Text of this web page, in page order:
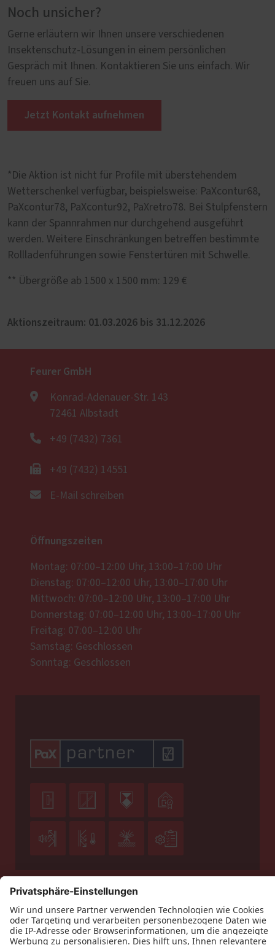
Noch unsicher?
Gerne erläutern wir Ihnen unsere verschiedenen
Insektenschutz-Lösungen in einem persönlichen
Gespräch mit Ihnen. Kontaktieren Sie uns einfach. Wir
freuen uns auf Sie.
Jetzt Kontakt aufnehmen
*Die Aktion ist nicht für Profile mit überstehendem
Wetterschenkel verfügbar, beispielsweise: PaXcontur68,
PaXcontur78, PaXcontur92, PaXretro78. Bei Stulpfenstern
kann der Spannrahmen nur durchgehend ausgeführt
werden. Weitere Einschränkungen betreffen bestimmte
Rollladenführungen sowie Fenstertüren mit Schwelle.
** Übergröße ab 1500 x 1500 mm: 129 €
Aktionszeitraum: 01.03.2026 bis 31.12.2026
Feurer GmbH
Konrad-Adenauer-Str. 143
72461 Albstadt
+49 (7432) 7361
+49 (7432) 14551
E-Mail schreiben
Öffnungszeiten
Montag: 07:00–12:00 Uhr, 13:00–17:00 Uhr
Dienstag: 07:00–12:00 Uhr, 13:00–17:00 Uhr
Mittwoch: 07:00–12:00 Uhr, 13:00–17:00 Uhr
Donnerstag: 07:00–12:00 Uhr, 13:00–17:00 Uhr
Freitag: 07:00–12:00 Uhr
Samstag: Geschlossen
Sonntag: Geschlossen
   
   
Datenschutz Impressum Kontakt
AGB
Feurer GmbH © 2026